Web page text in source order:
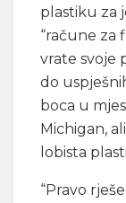
plastiku za
“račune za
vrate svoje
do
boca u
Michigan,
lobista
“Pravo